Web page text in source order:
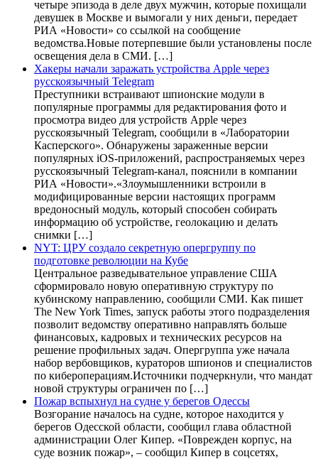
четыре эпизода в деле двух мужчин, которые похищали
девушек в Москве и вымогали у них деньги, передает
РИА «Новости» со ссылкой на сообщение
ведомства.Новые потерпевшие были установлены после
освещения дела в СМИ. […]
Хакеры начали заражать устройства Apple через
русскоязычный Telegram
Преступники встраивают шпионские модули в
популярные программы для редактирования фото и
просмотра видео для устройств Apple через
русскоязычный Telegram, сообщили в «Лаборатории
Касперского». Обнаружены зараженные версии
популярных iOS-приложений, распространяемых через
русскоязычный Telegram-канал, пояснили в компании
РИА «Новости».«Злоумышленники встроили в
модифицированные версии настоящих программ
вредоносный модуль, который способен собирать
информацию об устройстве, геолокацию и делать
снимки […]
NYT: ЦРУ создало секретную опергруппу по
подготовке революции на Кубе
Центральное разведывательное управление США
сформировало новую оперативную структуру по
кубинскому направлению, сообщили СМИ. Как пишет
The New York Times, запуск работы этого подразделения
позволит ведомству оперативно направлять больше
финансовых, кадровых и технических ресурсов на
решение профильных задач. Опергруппа уже начала
набор вербовщиков, кураторов шпионов и специалистов
по кибероперациям.Источники подчеркнули, что мандат
новой структуры ограничен по […]
Пожар вспыхнул на судне у берегов Одессы
Возгорание началось на судне, которое находится у
берегов Одесской области, сообщил глава областной
администрации Олег Кипер. «Поврежден корпус, на
суде возник пожар», – сообщил Кипер в соцсетях,